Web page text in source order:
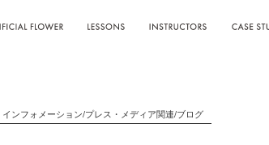
インフォメーション/プレス・メディア関連/ブログ